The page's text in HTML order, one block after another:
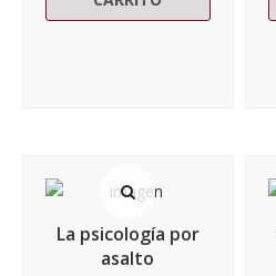
La psicología por
asalto